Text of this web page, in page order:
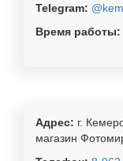
Telegram:
Время работы:
Адрес: г.
магазин